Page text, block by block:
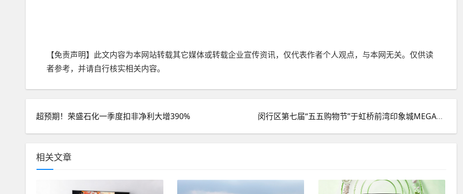
【免责声明】此文内容为本网站转载其它媒体或转载企业宣传资讯，仅代表作者个人观点，与本网无关。仅供读
者参考，并请自行核实相关内容。
超预期！荣盛石化一季度扣非净利大增390% 闵行区第七届“五五购物节”于虹桥前湾印象城MEGA正式开幕 畅“WAN”品质美好生活
相关文章